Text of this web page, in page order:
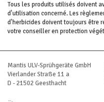
Tous les produits utilisés doivent
d'utilisation concerné. Les
d'herbicides doivent toujours être
votre conseiller en protection
Mantis ULV-Sprühgeräte GmbH
Vierlander Straße 11 a
D - 21502 Geesthacht